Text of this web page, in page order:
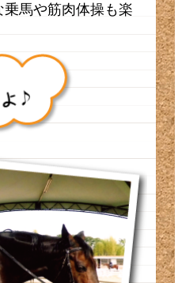
馬や筋肉体操も楽